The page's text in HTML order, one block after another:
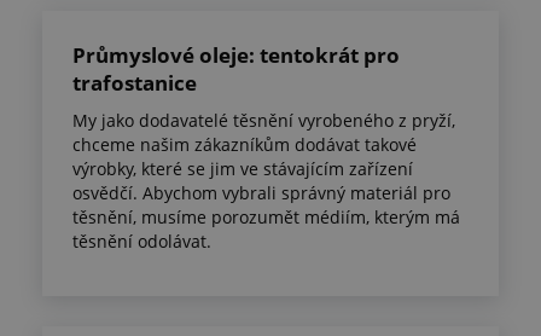
Průmyslové oleje: tentokrát pro
trafostanice
My jako dodavatelé těsnění vyrobeného z pryží,
chceme našim zákazníkům dodávat takové
výrobky, které se jim ve stávajícím zařízení
osvědčí. Abychom vybrali správný materiál pro
těsnění, musíme porozumět médiím, kterým má
těsnění odolávat.